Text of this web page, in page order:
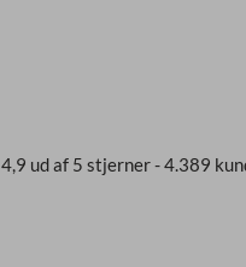
4,9 ud af 5 stjerner - 4.389